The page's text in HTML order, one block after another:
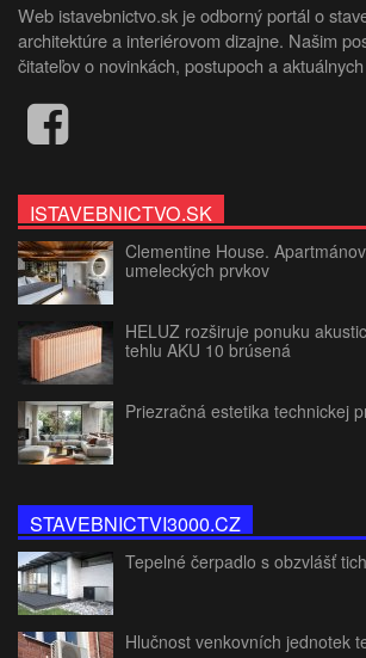
Web istavebnictvo.sk je odborný portál o
architektúre a interiérovom dizajne. Našim
čitateľov o novinkách, postupoch a
ISTAVEBNICTVO.SK
Clementine House.
umeleckých prvkov
HELUZ rozširuje ponuku
tehlu AKU 10 brúsená
Priezračná estetika technickej
STAVEBNICTVI3000.CZ
Tepelné čerpadlo s obzvlášť
Hlučnost venkovních jednotek